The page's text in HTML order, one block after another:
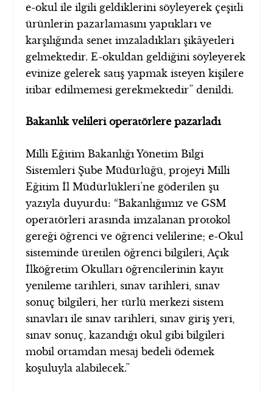
e-okul ile ilgili geldiklerini söyleyerek çeşitli
ürünlerin pazarlamasını yaptıkları ve
karşılığında senet imzaladıkları şikâyetleri
gelmektedir. E-okuldan geldiğini söyleyerek
evinize gelerek satış yapmak isteyen kişilere
itibar edilmemesi gerekmektedir” denildi.
Bakanlık velileri operatörlere pazarladı
Milli Eğitim Bakanlığı Yönetim Bilgi
Sistemleri Şube Müdürlüğü, projeyi Milli
Eğitim İl Müdürlükleri’ne göderilen şu
yazıyla duyurdu: “Bakanlığımız ve GSM
operatörleri arasında imzalanan protokol
gereği öğrenci ve öğrenci velilerine; e-Okul
sisteminde üretilen öğrenci bilgileri, Açık
İlköğretim Okulları öğrencilerinin kayıt
yenileme tarihleri, sınav tarihleri, sınav
sonuç bilgileri, her türlü merkezi sistem
sınavları ile sınav tarihleri, sınav giriş yeri,
sınav sonuç, kazandığı okul gibi bilgileri
mobil ortamdan mesaj bedeli ödemek
koşuluyla alabilecek.”